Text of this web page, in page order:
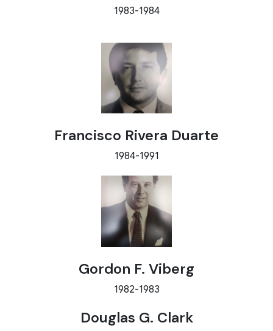
1983-1984
Francisco Rivera Duarte
1984-1991
Gordon F. Viberg
1982-1983
Douglas G. Clark